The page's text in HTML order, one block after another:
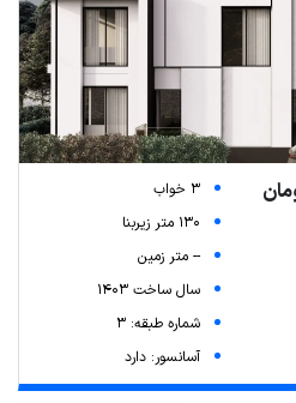
3 خواب
130 متر زیربنا
-- متر زمین
سال ساخت 1403
شماره طبقه: 3
آسانسور: دارد